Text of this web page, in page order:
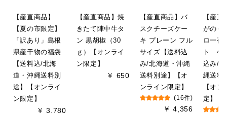
【産直商品】
【夏の市限定】
「訳あり」島根
県産干物の福袋
【送料込/北海
道・沖縄送料別
途】【オンライ
ン限定】
￥ 3,780
【産直商品】焼
きたて陣中牛タ
ン 黒胡椒（30
ｇ）【オンライ
ン限定】
￥ 650
【産直商品】バ
スクチーズケー
キ プレーン フル
サイズ【送料込
み/北海道・沖縄
送料別途】【オ
ンライン限定】
(16件)
￥ 4,356
【産
がのっ
ロ一夜
ト 4
込み/
縄送料
【オ
定】